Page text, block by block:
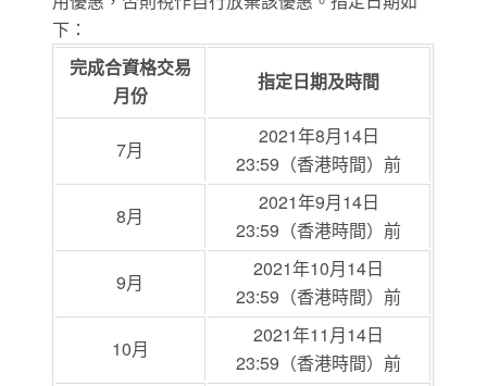
下：
完成合資格交易
月份
指定日期及時間
7月
2021年8月14日
23:59（香港時間）前
8月
2021年9月14日
23:59（香港時間）前
9月
2021年10月14日
23:59（香港時間）前
10月
2021年11月14日
23:59（香港時間）前